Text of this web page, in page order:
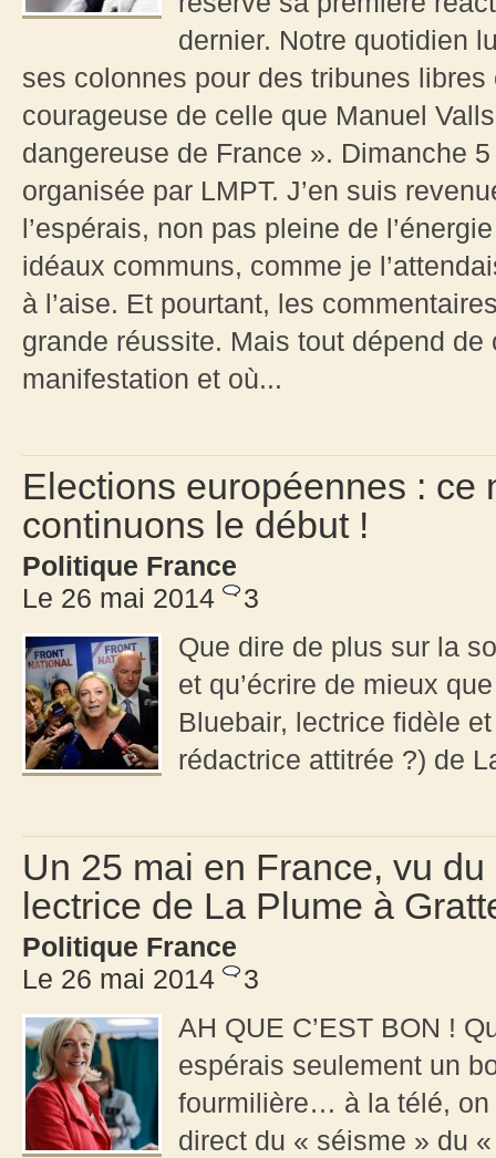
dernier. Notre quotidien
ses colonnes pour des tribunes
courageuse de celle que Manuel
dangereuse de France ». Dimanche
organisée par LMPT. J’en suis
l’espérais, non pas pleine de
idéaux communs, comme je
à l’aise. Et pourtant, les
grande réussite. Mais tout dépend de
manifestation et où...
Elections européennes : ce
continuons le début !
Politique France
Le 26 mai 2014
3
Que dire de plus sur la
et qu’écrire de mieux
Bluebair, lectrice fidèle
rédactrice attitrée ?) de
Un 25 mai en France, vu
lectrice de La Plume à
Politique France
Le 26 mai 2014
3
AH QUE C’EST BON !
espérais seulement un
fourmilière… à la télé, on
direct du « séisme » du